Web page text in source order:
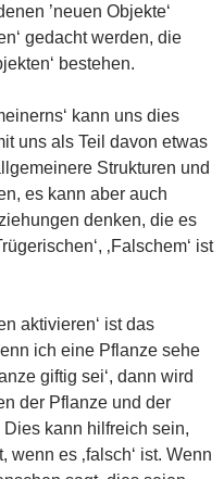
’neuen Objekte‘
gedacht werden, die
bestehen.
kann uns dies
uns als Teil davon etwas
Strukturen und
es kann aber auch
denken, die es
‚Falschem‘ ist
aktivieren‘ ist das
ich eine Pflanze sehe
giftig sei‘, dann wird
der Pflanze und der
Dies kann hilfreich sein,
wenn es ‚falsch‘ ist. Wenn